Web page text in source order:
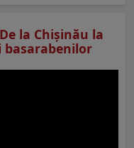
la Chișinău la
basarabenilor